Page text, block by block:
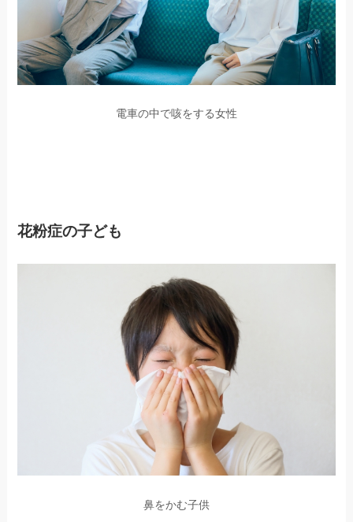
電車の中で咳をする女性
花粉症の子ども
鼻をかむ子供